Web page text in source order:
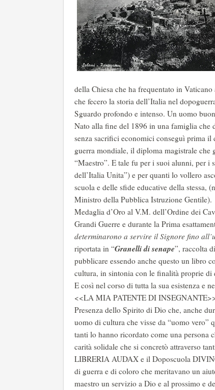
della Chiesa che ha frequentato in
che fecero la storia dell’Italia nel
Sguardo profondo e intenso. Un uomo
Nato alla fine del 1896 in una famiglia che
senza sacrifici economici conseguì prima
guerra mondiale, il diploma magistrale che
“Maestro”. E tale fu per i suoi alunni, per i
dell’Italia Unita”) e per quanti lo vollero
scuola e delle sfide educative della
Ministro della Pubblica Istruzione Gentile).
Medaglia d’Oro al V.M. dell’Ordine dei
Grandi Guerre e durante la Prima
determinarono a servire il Signore fino
riportata in “Granelli di senape”, raccolta
pubblicare essendo anche questo un libro
cultura, in sintonia con le finalità proprie di
E così nel corso di tutta la sua esistenza e
<<LA MIA PATENTE DI
Presenza dello Spirito di Dio che, anche
uomo di cultura che visse da “uomo vero”
tanti lo hanno ricordato come una persona
carità solidale che si concretò attraverso
LIBRERIA AUDAX e il Doposcuola
di guerra e di coloro che meritavano un
maestro un servizio a Dio e al prossimo e